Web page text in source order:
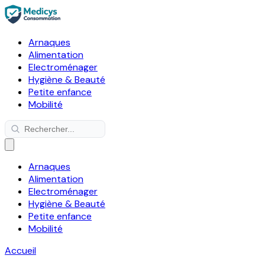
Arnaques
Alimentation
Electroménager
Hygiène & Beauté
Petite enfance
Mobilité
Arnaques
Alimentation
Electroménager
Hygiène & Beauté
Petite enfance
Mobilité
Accueil